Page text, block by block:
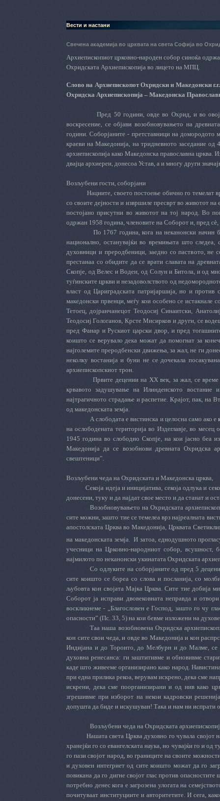
Вести и настани
Свечена академија во црквата на света Софија во
Архиепископиот црковно-народен собор синоќа одржа
Охридската Архиепископија во лицето на МПЦ.
Слово на Архиепископот Охридски и Македонски
Охридска Архиепископија – Македонска
Пред 50 години, овде во Охрид, и во
воскресение, се објави возобновувањето на
години. Соборјаните - претставници на домородото
краеви на Македонија, на тридневното заседание
архиепископија како Македонска православна црква.
двајца архиереи, донесоа Устав, а и многу други
Возљубени гости, соборјани
Нациите, своето постоење обично го темелат
со своите дејности и извршиле пресврт во животот
постојано присутни во животот на тој народ. Во
одржан 1958 година, членовите на Соборот и, пред
По 1767 година, кога на неканонски начин
национално, останувајќи во времињата што
духовници и преродбеници, заедно со паството, не
престанаа со обидите да се врати славата на
Скопје, од Велес и Воден, од Солун и Битола, и од
туѓинските цркви и незадоволството од
власт од Цариградската патријаршија, но и против
македонски првенци, меѓу кои особено се истакнале
Тетоец, дојранчанецот Теодосиј Синаитски,
Теодосиј Гологанов, Крсте Мисирков и други, се
пред Фанар и Рускиот царски двор, и пред
коишто се верувало дека можат да помогнат за
најголемите преродбенски движења, за жал, не ги
неколку востанија и буни не се дочекала
архиепископскиот трон.
Првите децении на XX век, за жал, се
крвавото задушување на Илинденското востание
најтрагичното страдање и распетие. Крајот, пак, на
од македонската земја.
А слободата е вистинска и целосна само акоe
на ослободената територија во Издеглавје, во
1945 година во слободно Скопје, на кои јасно беа
Македонија да се возобнови древната Охридска
свештеници”.
Возљубени чеда на Охридската и Македонска црква,
Секоја идеја и иницијатива, секоја одлука и
донесени, туку и да најдат свое место и да станат и
Возобновувањето на Охридската
сите можни, зашто тие се темелеа врз најреалната
апостолската Црква во Македонија, Црквата
на македонската земја. И затоа, еднодушното
учесници на Црковно-народниот собор, всушност,
најмилото по неканонски укинатата Охридската
Со одлуките на соборјаните од пред 5
сите коишто се бореа со слова и посланија, со
љубовта кон својата Мајка Црква. Сите тие добија
Соборот ја исправи двовековната неправда и
воскликнеме - „Благословен е Господ, зашто го чу
опасности” (Пс. 33, 5) на кои бевме изложени на
Таа наша возобновена Охридска
кон сите свои чеда, и овде во Македонија и кон
Индијана и до Торонто, до Мелбурн и до Малме, се
духовна ренесанса: ги заштитивме и обновивме
каде што живееме организирано како народ.
при една прилика рекоа, верувам искрено, дека сме
искрени, дека сме поорганизирани и од нив како
згрешивме при изборот на некои кадровски
допушта да биде и искушуван! Така и нам ни
Возљубени чеда на Охридската
Нашата света Црква духовно го чувала својот
хранејќи го со евангелската наука, но чувајќи го и од
го пази својот народ, во границите на своите
и духовен интегриет од сите коишто можат да го
повикана да го дигне својот глас против
потребно денес кога е загрозена улогата на
почитуваат институциите и авторитетите. И сега,